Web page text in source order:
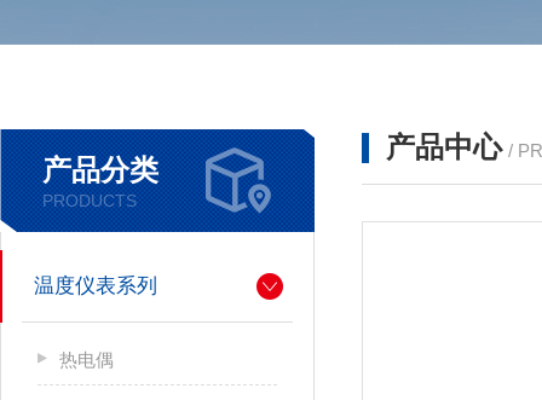
产品分类
PRODUCTS
温度仪表系列
热电偶
产品中心 /